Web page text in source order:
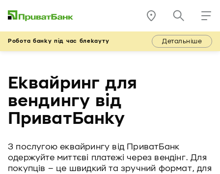
Робота банку під час блекауту Детальніше
Еквайринг для
вендингу від
ПриватБанку
З послугою еквайрингу від ПриватБанк
одержуйте миттєві платежі через вендінг. Для
покупців – це швидкий та зручний формат, для